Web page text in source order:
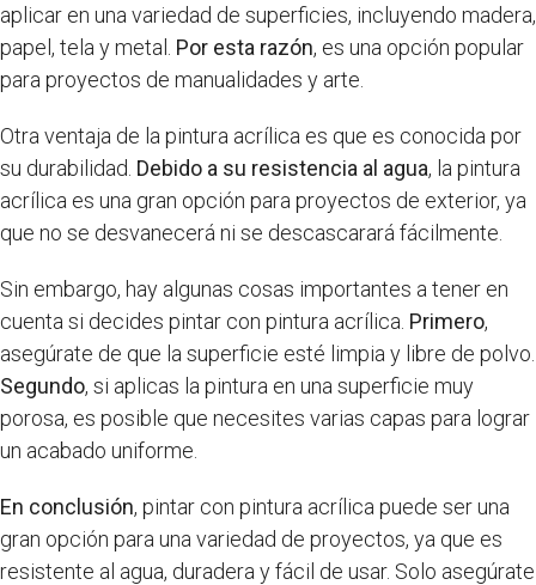
aplicar en una variedad de superficies, incluyendo madera,
papel, tela y metal. Por esta razón, es una opción popular
para proyectos de manualidades y arte.
Otra ventaja de la pintura acrílica es que es conocida por
su durabilidad. Debido a su resistencia al agua, la pintura
acrílica es una gran opción para proyectos de exterior, ya
que no se desvanecerá ni se descascarará fácilmente.
Sin embargo, hay algunas cosas importantes a tener en
cuenta si decides pintar con pintura acrílica. Primero,
asegúrate de que la superficie esté limpia y libre de polvo.
Segundo, si aplicas la pintura en una superficie muy
porosa, es posible que necesites varias capas para lograr
un acabado uniforme.
En conclusión, pintar con pintura acrílica puede ser una
gran opción para una variedad de proyectos, ya que es
resistente al agua, duradera y fácil de usar. Solo asegúrate